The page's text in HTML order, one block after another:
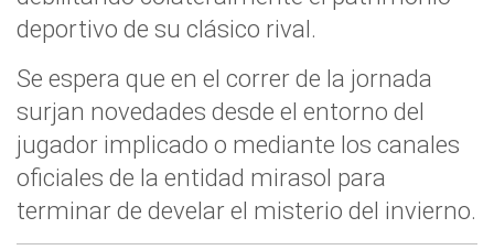
deportivo de su clásico rival.
Se espera que en el correr de la jornada
surjan novedades desde el entorno del
jugador implicado o mediante los canales
oficiales de la entidad mirasol para
terminar de develar el misterio del invierno.